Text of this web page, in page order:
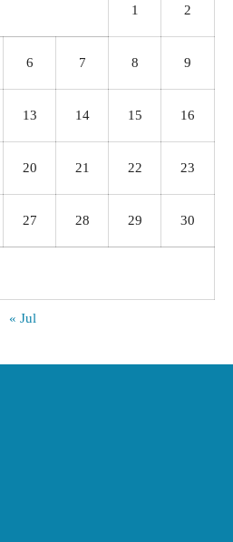
1 2
6 7 8 9
13 14 15 16
20 21 22 23
27 28 29 30
« Jul